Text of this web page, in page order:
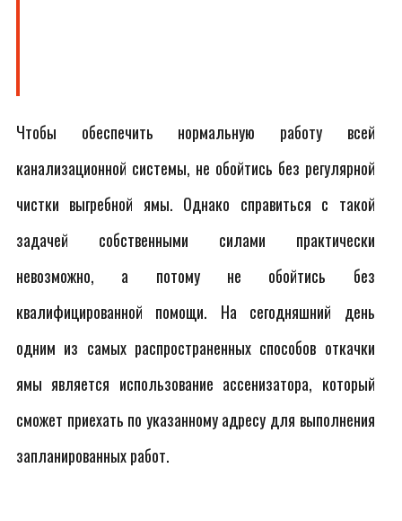
Чтобы обеспечить нормальную работу всей
канализационной системы, не обойтись без регулярной
чистки выгребной ямы. Однако справиться с такой
задачей собственными силами практически
невозможно, а потому не обойтись без
квалифицированной помощи. На сегодняшний день
одним из самых распространенных способов откачки
ямы является использование ассенизатора, который
сможет приехать по указанному адресу для выполнения
запланированных работ.